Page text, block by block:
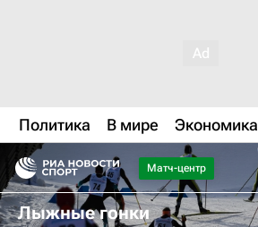
Политика В мире Экономика
Матч-центр
Лыжные гонки